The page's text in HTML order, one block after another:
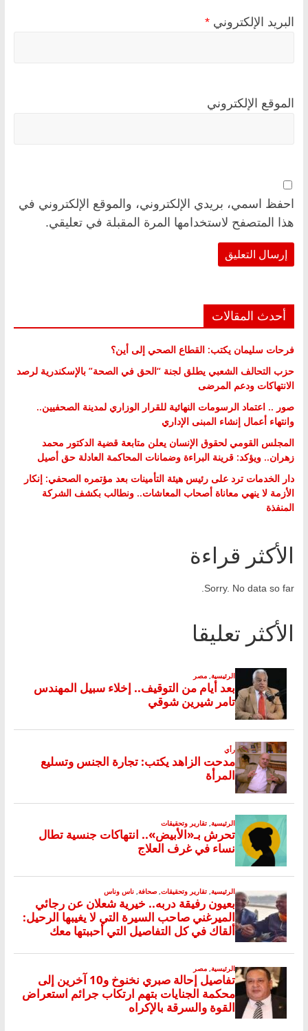
البريد الإلكتروني *
الموقع الإلكتروني
احفظ اسمي، بريدي الإلكتروني، والموقع الإلكتروني في
هذا المتصفح لاستخدامها المرة المقبلة في تعليقي.
أحدث المقالات
فرحات سليمان يكتب: القطاع الصحي إلى أين؟
حزب التحالف الشعبي يطلق لجنة “الحق في الصحة” بالإسكندرية لرصد
الانتهاكات ودعم المرضى
صور .. اعتماد الرسومات النهائية للقرار الوزاري لمدينة الصحفيين..
وانتهاء أعمال إنشاء المبنى الإداري
المجلس القومي لحقوق الإنسان يعلن متابعة قضية الدكتور محمد
زهران.. ويؤكد: قرينة البراءة وضمانات المحاكمة العادلة حق أصيل
دار الخدمات ترد على رئيس هيئة التأمينات بعد مؤتمره الصحفي: إنكار
الأزمة لا ينهي معاناة أصحاب المعاشات.. ونطالب بكشف الشركة
المنفذة
الأكثر قراءة
Sorry. No data so far.
الأكثر تعليقا